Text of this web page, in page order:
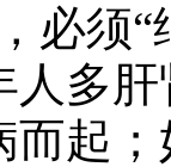
必须
人多
而起